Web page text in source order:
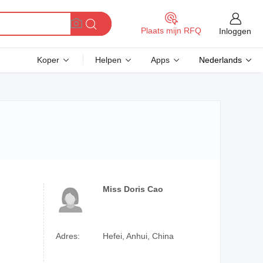
Plaats mijn RFQ Inloggen
Koper Helpen Apps Nederlands
Miss Doris Cao
Adres: Hefei, Anhui, China